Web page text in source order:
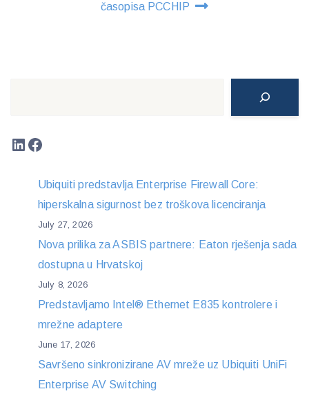
časopisa PCCHIP
LinkedIn
Facebook
Ubiquiti predstavlja Enterprise Firewall Core:
hiperskalna sigurnost bez troškova licenciranja
July 27, 2026
Nova prilika za ASBIS partnere: Eaton rješenja sada
dostupna u Hrvatskoj
July 8, 2026
Predstavljamo Intel® Ethernet E835 kontrolere i
mrežne adaptere
June 17, 2026
Savršeno sinkronizirane AV mreže uz Ubiquiti UniFi
Enterprise AV Switching